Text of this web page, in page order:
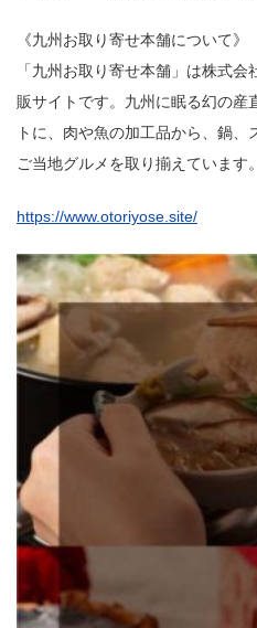
《九州お取り寄せ本舗について》
「九州お取り寄せ本舗」は株式
販サイトです。九州に眠る幻の産
トに、肉や魚の加工品から、鍋、
ご当地グルメを取り揃えています。
https://www.otoriyose.site/